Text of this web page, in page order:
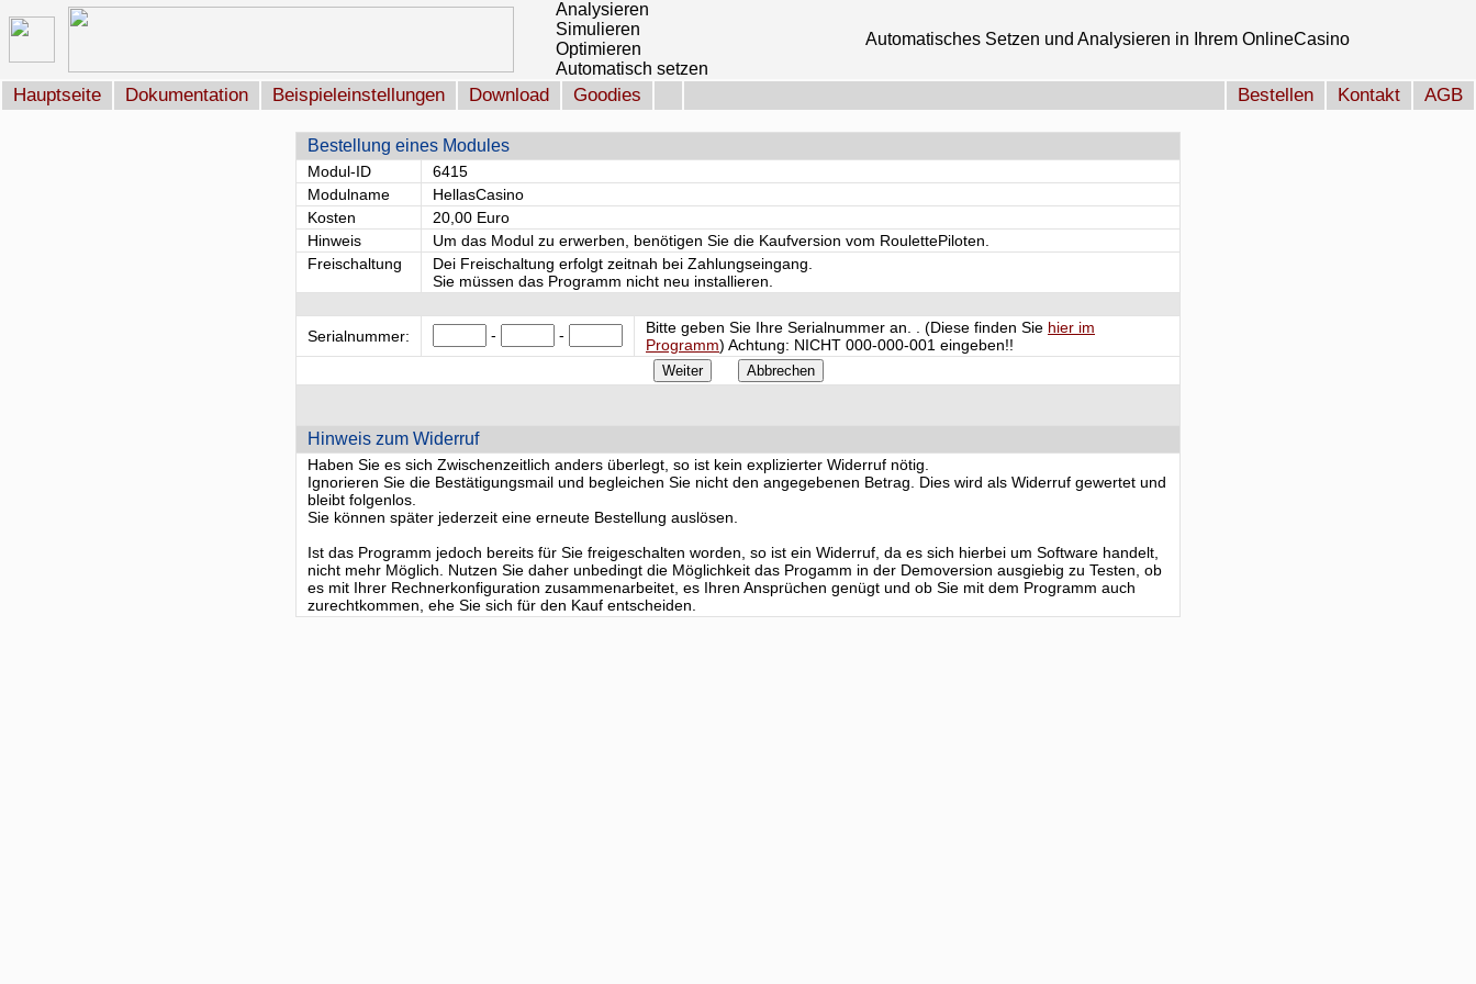
Analysieren
Simulieren
Optimieren
Automatisch setzen
Automatisches Setzen und Analysieren in Ihrem OnlineCasino
Hauptseite Dokumentation Beispieleinstellungen Download Goodies Bestellen Kontakt AGB
Bestellung eines Modules
Modul-ID
6415
Modulname
HellasCasino
Kosten
20,00 Euro
Hinweis
Um das Modul zu erwerben, benötigen Sie die Kaufversion vom RoulettePiloten.
Freischaltung
Dei Freischaltung erfolgt zeitnah bei Zahlungseingang.
Sie müssen das Programm nicht neu installieren.
Serialnummer: - - Bitte geben Sie Ihre Serialnummer an. . (Diese finden Sie hier im
Programm) Achtung: NICHT 000-000-001 eingeben!!
Hinweis zum Widerruf
Haben Sie es sich Zwischenzeitlich anders überlegt, so ist kein explizierter Widerruf nötig.
Ignorieren Sie die Bestätigungsmail und begleichen Sie nicht den angegebenen Betrag. Dies wird als Widerruf gewertet und
bleibt folgenlos.
Sie können später jederzeit eine erneute Bestellung auslösen.
Ist das Programm jedoch bereits für Sie freigeschalten worden, so ist ein Widerruf, da es sich hierbei um Software handelt,
nicht mehr Möglich. Nutzen Sie daher unbedingt die Möglichkeit das Progamm in der Demoversion ausgiebig zu Testen, ob
es mit Ihrer Rechnerkonfiguration zusammenarbeitet, es Ihren Ansprüchen genügt und ob Sie mit dem Programm auch
zurechtkommen, ehe Sie sich für den Kauf entscheiden.